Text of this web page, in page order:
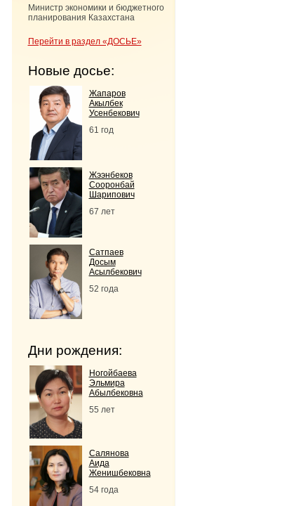
Министр экономики и бюджетного
планирования Казахстана
Перейти в раздел «ДОСЬЕ»
Новые досье:
Жапаров
Акылбек
Усенбекович
61 год
Жээнбеков
Сооронбай
Шарипович
67 лет
Сатпаев
Досым
Асылбекович
52 года
Дни рождения:
Ногойбаева
Эльмира
Абылбековна
55 лет
Салянова
Аида
Женишбековна
54 года